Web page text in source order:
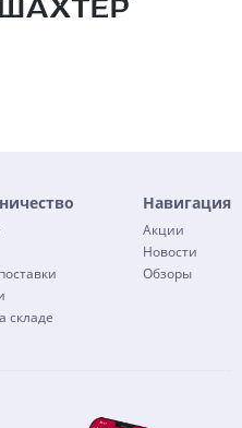
складе
Навигация
Акции
Новости
Обзоры